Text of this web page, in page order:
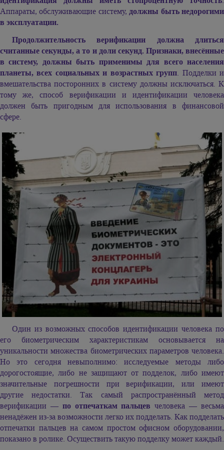
Аппараты, обслуживающие систему,должны быть недорогими
в эксплуатации.
Продолжительность верификации должна длиться
считанные секунды, а то и доли секунд. Признаки, внесённые
в систему, должны быть применимы для всего населения
планеты, всех социальных и возрастных групп. Подделки и
вмешательства посторонних в систему должны исключаться. К
тому же, способ верификации и идентификации человека
должен быть пригодным для использования в финансовой
сфере.
Один из возможных способов идентификации человека по
его биометрическим характеристикам основывается на
уникальности множества биометрических параметров человека.
Но это сегодня невыполнимо: исследуемые методы либо
дорогостоящие, либо не защищают от подделок, либо имеют
значительные погрешности при верификации, или имеют
другие недостатки. Так самый распространённый метод
верификации — по отпечаткам пальцев человека — весьма
ненадёжен из-за возможности легко их подделать. Как подделать
отпечатки пальцев на самом простом офисном оборудовании,
показано в ролике. Осуществить такую подделку может каждый.